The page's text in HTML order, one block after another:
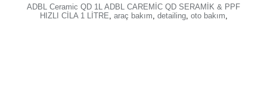
ADBL Ceramic QD 1L ADBL CAREMİC QD SERAMİK & PPF
HIZLI CİLA 1 LİTRE araç bakım detailing, oto bakım